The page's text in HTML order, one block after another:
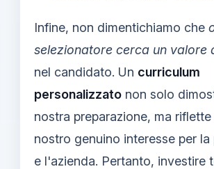
Infine, non dimentichiamo che
selezionatore cerca un valore
nel candidato. Un curriculum
personalizzato non solo
nostra preparazione, ma riflette
nostro genuino interesse per la
e l'azienda. Pertanto, investire